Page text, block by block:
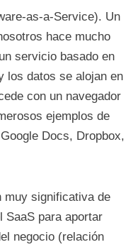
as-a-Service). Un
hace mucho
servicio basado en
los datos se alojan en
con un navegador
ejemplos de
Docs, Dropbox,
muy significativa de
SaaS para aportar
negocio (relación